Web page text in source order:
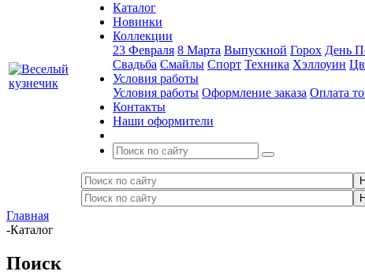
Каталог
Новинки
Коллекции
23 Февраля 8 Марта Выпускной Горох День
Свадьба Смайлы Спорт Техника Хэллоуин
Условия работы
Условия работы Оформление заказа Оплата
Контакты
Наши оформители
Главная
-Каталог
Поиск